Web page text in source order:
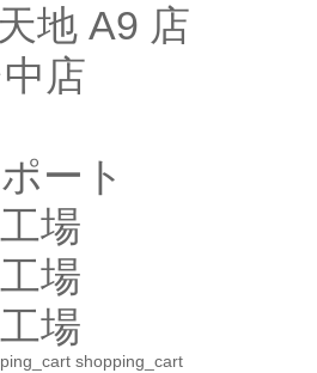
地 A9 店
店
ート
場
場
場
shopping_cart